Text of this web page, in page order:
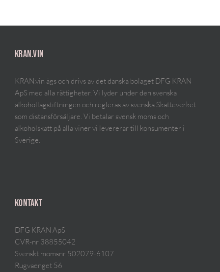
KRAN.VIN
KRAN.vin ägs och drivs av det danska bolaget DFG KRAN
ApS med alla rättigheter. Vi lyder under den svenska
alkohollagstiftningen och regleras av svenska Skatteverket
som distansförsäljare. Vi betalar svensk moms och
alkoholskatt på alla viner vi levererar till konsumenter i
Sverige.
KONTAKT
DFG KRAN ApS
CVR-nr 38855042
Svenskt momsnr 502079-6107
Rugvaenget 56